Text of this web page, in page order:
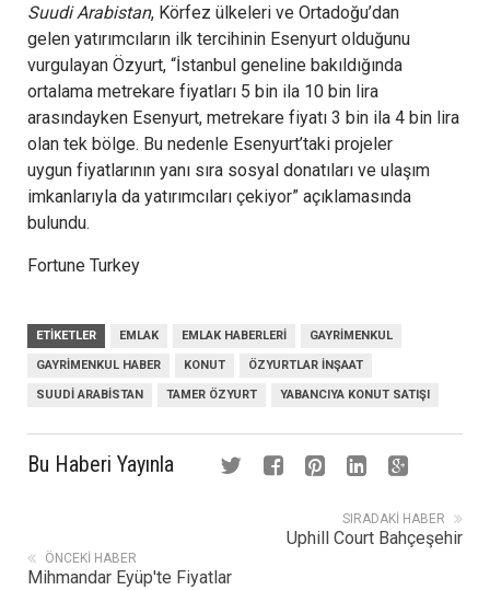
Suudi Arabistan, Körfez ülkeleri ve Ortadoğu’dan
gelen yatırımcıların ilk tercihinin Esenyurt olduğunu
vurgulayan Özyurt, “İstanbul geneline bakıldığında
ortalama metrekare fiyatları 5 bin ila 10 bin lira
arasındayken Esenyurt, metrekare fiyatı 3 bin ila 4 bin lira
olan tek bölge. Bu nedenle Esenyurt’taki projeler
uygun fiyatlarının yanı sıra sosyal donatıları ve ulaşım
imkanlarıyla da yatırımcıları çekiyor” açıklamasında
bulundu.
Fortune Turkey
ETIKETLER EMLAK EMLAK HABERLERI GAYRIMENKUL
GAYRIMENKUL HABER KONUT ÖZYURTLAR İNŞAAT
SUUDI ARABISTAN TAMER ÖZYURT YABANCIYA KONUT SATIŞI
Bu Haberi Yayınla
SIRADAKI HABER
Uphill Court Bahçeşehir
ÖNCEKI HABER
Mihmandar Eyüp'te Fiyatlar